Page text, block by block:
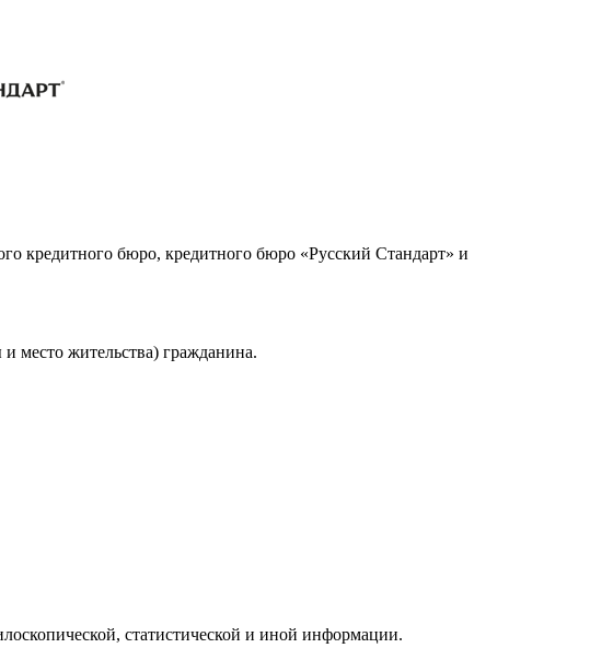
кредитного бюро, кредитного бюро «Русский Стандарт» и
место жительства) гражданина.
статистической и иной информации.